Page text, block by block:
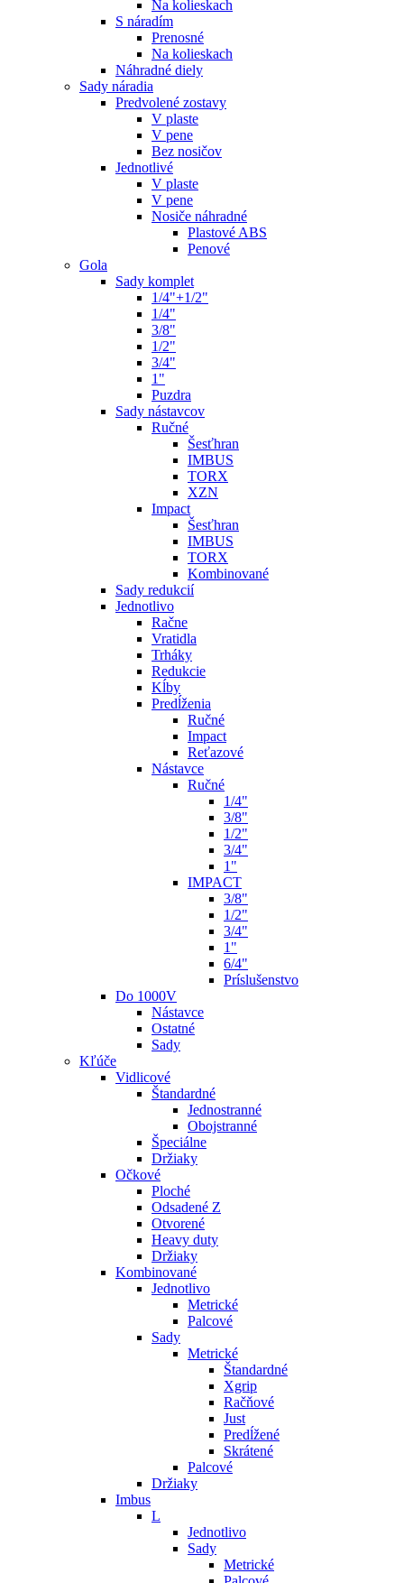
Na kolieskach
S náradím
Prenosné
Na kolieskach
Náhradné diely
Sady náradia
Predvolené zostavy
V plaste
V pene
Bez nosičov
Jednotlivé
V plaste
V pene
Nosiče náhradné
Plastové ABS
Penové
Gola
Sady komplet
1/4"+1/2"
1/4"
3/8"
1/2"
3/4"
1"
Puzdra
Sady nástavcov
Ručné
Šesťhran
IMBUS
TORX
XZN
Impact
Šesťhran
IMBUS
TORX
Kombinované
Sady redukcií
Jednotlivo
Račne
Vratidla
Trháky
Redukcie
Kĺby
Predĺženia
Ručné
Impact
Reťazové
Nástavce
Ručné
1/4"
3/8"
1/2"
3/4"
1"
IMPACT
3/8"
1/2"
3/4"
1"
6/4"
Príslušenstvo
Do 1000V
Nástavce
Ostatné
Sady
Kľúče
Vidlicové
Štandardné
Jednostranné
Obojstranné
Špeciálne
Držiaky
Očkové
Ploché
Odsadené Z
Otvorené
Heavy duty
Držiaky
Kombinované
Jednotlivo
Metrické
Palcové
Sady
Metrické
Štandardné
Xgrip
Račňové
Just
Predĺžené
Skrátené
Palcové
Držiaky
Imbus
L
Jednotlivo
Sady
Metrické